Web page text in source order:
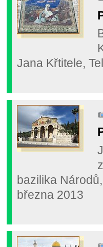
Jana Křtitele,
bazilika
března 2013